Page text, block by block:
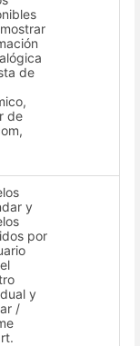
de
de
y
por
y
/